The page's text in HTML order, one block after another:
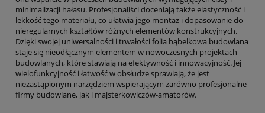
minimalizacji hałasu. Profesjonaliści doceniają także elastyczność i
lekkość tego materiału, co ułatwia jego montaż i dopasowanie do
nieregularnych kształtów różnych elementów konstrukcyjnych.
Dzięki swojej uniwersalności i trwałości folia bąbelkowa budowlana
staje się nieodłącznym elementem w nowoczesnych projektach
budowlanych, które stawiają na efektywność i innowacyjność. Jej
wielofunkcyjność i łatwość w obsłudze sprawiają, że jest
niezastąpionym narzędziem wspierającym zarówno profesjonalne
firmy budowlane, jak i majsterkowiczów-amatorów.